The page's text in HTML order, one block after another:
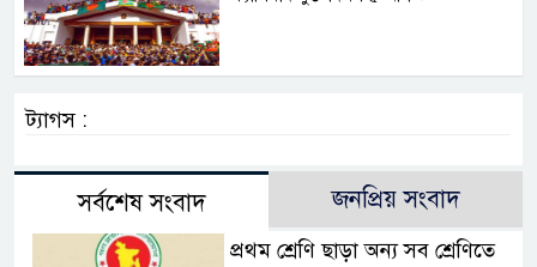
ট্যাগস :
সর্বশেষ সংবাদ জনপ্রিয় সংবাদ
প্রথম শ্রেণি ছাড়া অন্য সব শ্রেণিতে